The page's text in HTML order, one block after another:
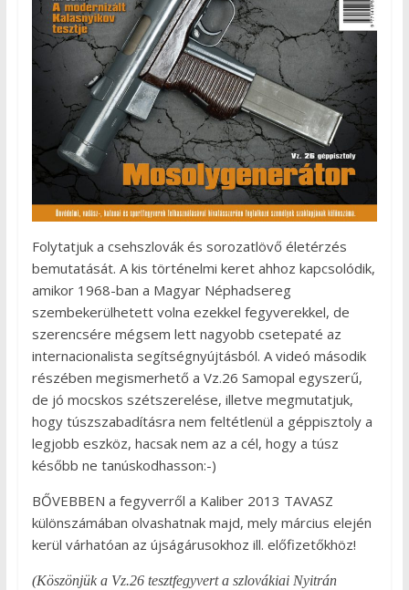
Folytatjuk a csehszlovák és sorozatlövő életérzés
bemutatását. A kis történelmi keret ahhoz kapcsolódik,
amikor 1968-ban a Magyar Néphadsereg
szembekerülhetett volna ezekkel fegyverekkel, de
szerencsére mégsem lett nagyobb csetepaté az
internacionalista segítségnyújtásból. A videó második
részében megismerhető a Vz.26 Samopal egyszerű,
de jó mocskos szétszerelése, illetve megmutatjuk,
hogy túszszabadításra nem feltétlenül a géppisztoly a
legjobb eszköz, hacsak nem az a cél, hogy a túsz
később ne tanúskodhasson:-)
BŐVEBBEN a fegyverről a Kaliber 2013 TAVASZ
különszámában olvashatnak majd, mely március elején
kerül várhatóan az újságárusokhoz ill. előfizetőkhöz!
(Köszönjük a Vz.26 tesztfegyvert a szlovákiai Nyitrán